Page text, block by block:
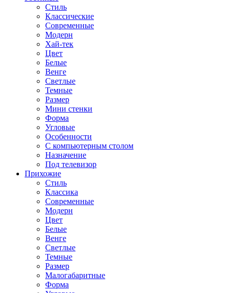
Стиль
Классические
Современные
Модерн
Хай-тек
Цвет
Белые
Венге
Светлые
Темные
Размер
Мини стенки
Форма
Угловые
Особенности
С компьютерным столом
Назначение
Под телевизор
Прихожие
Стиль
Классика
Современные
Модерн
Цвет
Белые
Венге
Светлые
Темные
Размер
Малогабаритные
Форма